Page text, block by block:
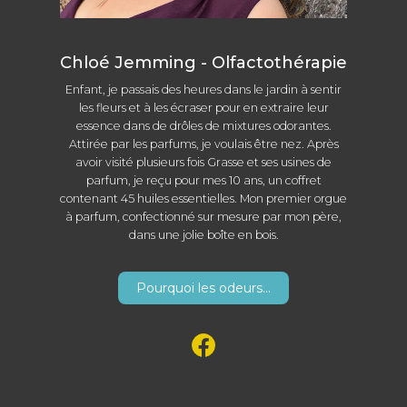
Chloé Jemming - Olfactothérapie
Enfant, je passais des heures dans le jardin à sentir
les fleurs et à les écraser pour en extraire leur
essence dans de drôles de mixtures odorantes.
Attirée par les parfums, je voulais être nez. Après
avoir visité plusieurs fois Grasse et ses usines de
parfum, je reçu pour mes 10 ans, un coffret
contenant 45 huiles essentielles. Mon premier orgue
à parfum, confectionné sur mesure par mon père,
dans une jolie boîte en bois.
Pourquoi les odeurs...